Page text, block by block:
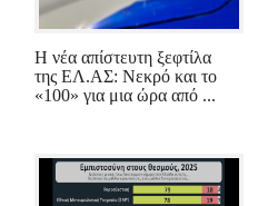
Η νέα απίστευτη ξεφτίλα
της ΕΛ.ΑΣ: Νεκρό και το
«100» για μια ώρα από ...